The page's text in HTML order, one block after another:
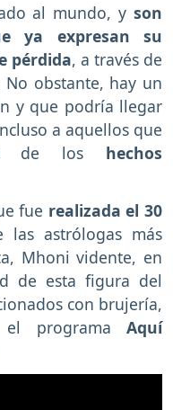
al mundo, y son
ya expresan su
pérdida, a través de
No obstante, hay un
y que podría llegar
a aquellos que
de los hechos
fue realizada el 30
astrólogas más
Mhoni vidente, en
de esta figura del
con brujería,
programa Aquí